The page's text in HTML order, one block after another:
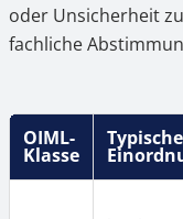
oder Unsicherheit
fachliche
OIML-
Klasse
Typische